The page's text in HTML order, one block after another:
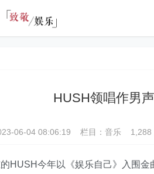
HUSH领唱作
06-04 08:06:19 栏目： 音乐 1,288
HUSH今年以《娱乐自己》入围